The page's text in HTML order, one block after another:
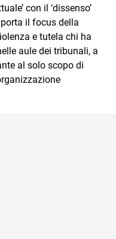
con il ‘dissenso’
il focus della
e tutela chi ha
aule dei tribunali, a
al solo scopo di